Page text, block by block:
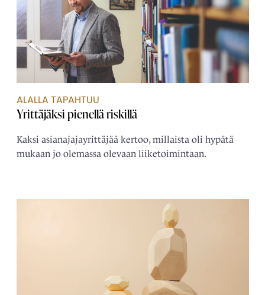
ALALLA TAPAHTUU
Yrittäjäksi pienellä riskillä
Kaksi asianajajayrittäjää kertoo, millaista oli hypätä
mukaan jo olemassa olevaan liiketoimintaan.